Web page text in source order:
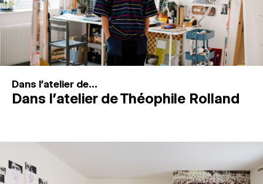
Recherche
Connexion
Dans l'atelier de...
Dans l’atelier de Théophile Rolland